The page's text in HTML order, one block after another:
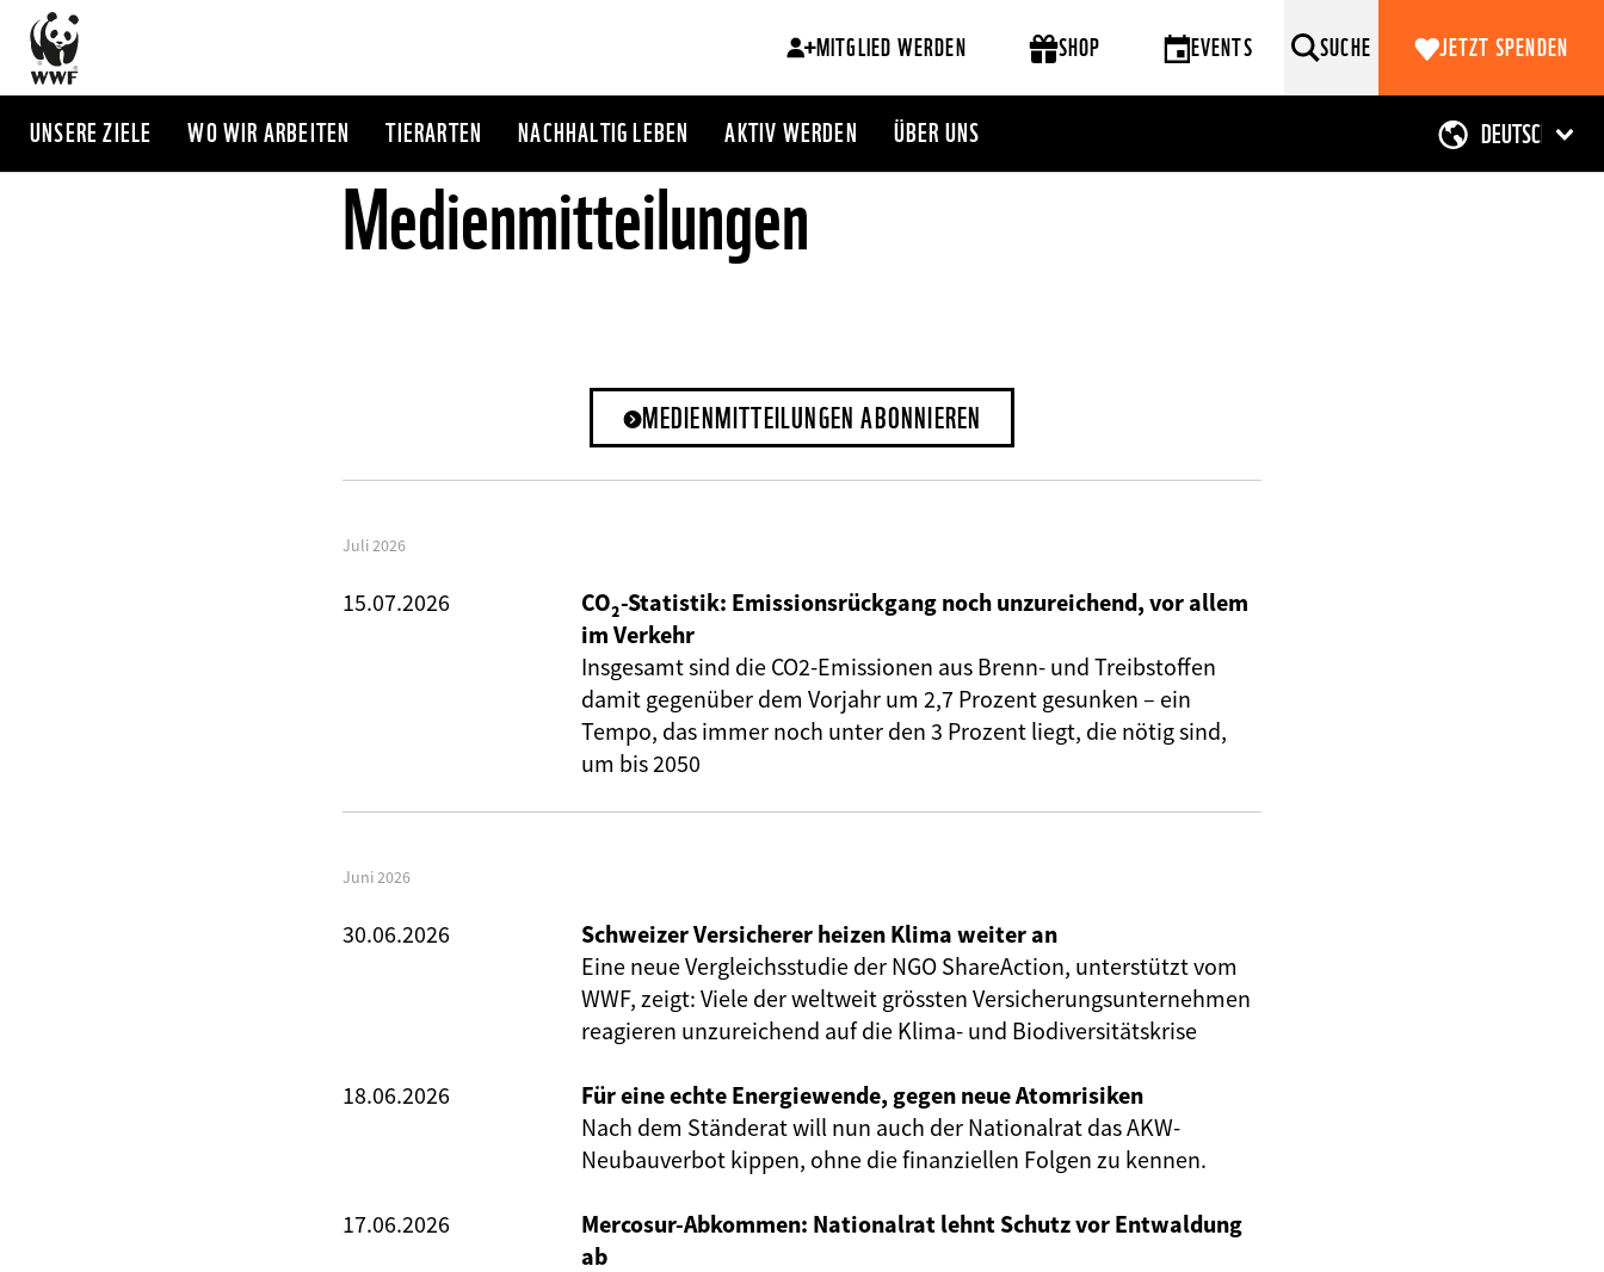
Direkt
zum
Inhalt
MITGLIED WERDEN SHOP EVENTS SUCHE JETZT SPENDEN
UNSERE ZIELE WO WIR ARBEITEN TIERARTEN NACHHALTIG LEBEN AKTIV WERDEN ÜBER UNS
Medienmitteilungen
MEDIENMITTEILUNGEN ABONNIEREN
Juli 2026
15.07.2026
CO₂-Statistik: Emissionsrückgang noch unzureichend, vor allem
im Verkehr
Insgesamt sind die CO2-Emissionen aus Brenn- und Treibstoffen
damit gegenüber dem Vorjahr um 2,7 Prozent gesunken – ein
Tempo, das immer noch unter den 3 Prozent liegt, die nötig sind,
um bis 2050
Juni 2026
30.06.2026
Schweizer Versicherer heizen Klima weiter an
Eine neue Vergleichsstudie der NGO ShareAction, unterstützt vom
WWF, zeigt: Viele der weltweit grössten Versicherungsunternehmen
reagieren unzureichend auf die Klima- und Biodiversitätskrise
18.06.2026
Für eine echte Energiewende, gegen neue Atomrisiken
Nach dem Ständerat will nun auch der Nationalrat das AKW-
Neubauverbot kippen, ohne die finanziellen Folgen zu kennen.
17.06.2026
Mercosur-Abkommen: Nationalrat lehnt Schutz vor Entwaldung
ab